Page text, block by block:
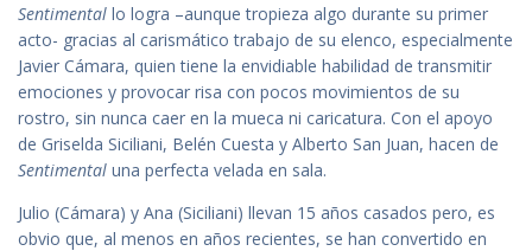
Sentimental lo logra –aunque tropieza algo durante su primer
acto- gracias al carismático trabajo de su elenco, especialmente
Javier Cámara, quien tiene la envidiable habilidad de transmitir
emociones y provocar risa con pocos movimientos de su
rostro, sin nunca caer en la mueca ni caricatura. Con el apoyo
de Griselda Siciliani, Belén Cuesta y Alberto San Juan, hacen de
Sentimental una perfecta velada en sala.
Julio (Cámara) y Ana (Siciliani) llevan 15 años casados pero, es
obvio que, al menos en años recientes, se han convertido en